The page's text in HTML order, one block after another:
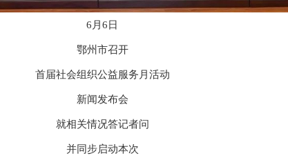
6月6日
鄂州市召开
首届社会组织公益服务月活动
新闻发布会
就相关情况答记者问
并同步启动本次